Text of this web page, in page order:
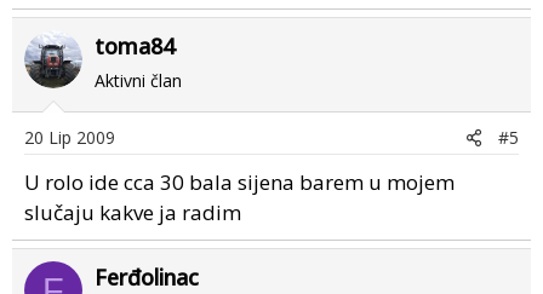
toma84
Aktivni član
20 Lip 2009 #5
U rolo ide cca 30 bala sijena barem u mojem
slučaju kakve ja radim
Ferđolinac